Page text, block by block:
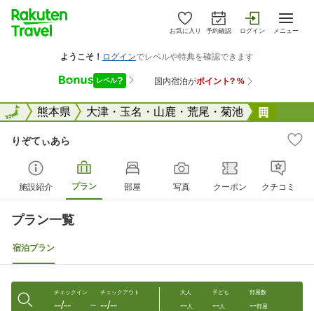
お気に入り 予約確認 ログイン メニュー
全国熊本県 大津・玉名・山鹿・荒尾・菊池
全国
りぞてぃあら
施設紹介 プラン 部屋 写真 クーポン クチコミ
プラン一覧
宿泊プラン
チェックイン
--/-- 〜
チェックアウト
--/--
大人
--人
子ども
--人
部屋数
--部屋